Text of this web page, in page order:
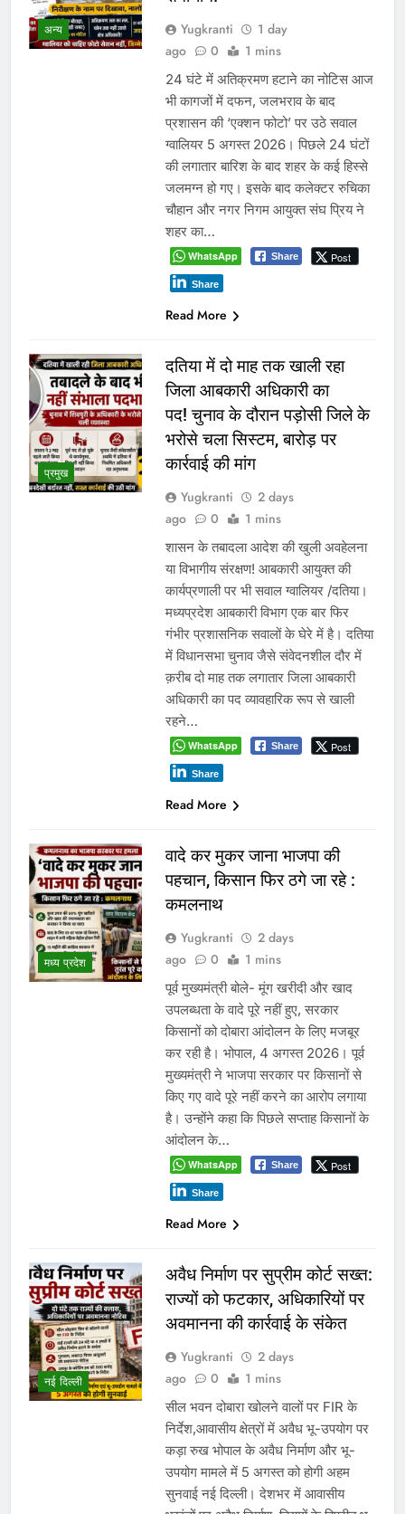
वादे कर मुकर जाना भाजपा की
पहचान, किसान फिर ठगे जा रहे :
कमलनाथ
Yugkranti
2 days
ago
0 1 mins
पूर्व मुख्यमंत्री बोले- मूंग खरीदी और खाद
उपलब्धता के वादे पूरे नहीं हुए, सरकार
किसानों को दोबारा आंदोलन के लिए मजबूर
कर रही है। भोपाल, 4 अगस्त 2026। पूर्व
मुख्यमंत्री ने भाजपा सरकार पर किसानों से
किए गए वादे पूरे नहीं करने का आरोप लगाया
है। उन्होंने कहा कि पिछले सप्ताह किसानों के
आंदोलन के…
Share
Read More
अवैध निर्माण पर सुप्रीम कोर्ट सख्त:
राज्यों को फटकार, अधिकारियों पर
अवमानना की कार्रवाई के संकेत
Yugkranti
2 days
ago
0 1 mins
सील भवन दोबारा खोलने वालों पर FIR के
निर्देश,आवासीय क्षेत्रों में अवैध भू-उपयोग पर
कड़ा रुख भोपाल के अवैध निर्माण और भू-
उपयोग मामले में 5 अगस्त को होगी अहम
सुनवाई नई दिल्ली। देशभर में आवासीय
भूखंडों पर अवैध निर्माण, नियमों के विपरीत भू-
उपयोग और प्रशासनिक उदासीनता को लेकर
मंगलवार को सुप्रीम कोर्ट ने कड़ा रुख…
WhatsApp Share Post
Share
Read More
शिक्षा
रीवा के कमिश्नर का अनूठा नवाचार:
हर विद्यार्थी को मिलेगा करियर
मार्गदर्शन, शिक्षा व्यवस्था में बदलाव
की नई पहल
Yugkranti
2 days
ago
0 1 mins
“लक्ष्य तय करें, डर नहीं आत्मविश्वास पालें”—
कमिश्नर शीलेन्द्र सिंह का विद्यार्थियों और
शिक्षकों को प्रेरक संदेश भोपाल। रीवा संभाग
में शिक्षा की गुणवत्ता सुधारने और विद्यार्थियों को
समय रहते सही करियर दिशा देने के उद्देश्य से
संभागायुक्त शीलेन्द्र सिंह ने एक अभिनव पहल
शुरू की है। इस नवाचार के तहत संभाग के
शिक्षकों को देश…
WhatsApp
Share
इंदौर में किसके संरक्षण में चल रहा
आबकारी सिंडिकेट?
Yugkranti
3 days
ago
0 1 mins
ट्रांसफर आदेश ठंडे बस्ते में, अवैध शराब
कारोबार पर भी सवाल भोपाल-इंदौर 4 जुलाई
2026। एक ओर मध्य प्रदेश के मुख्यमंत्री
डॉ. मोहन यादव का गृह नगर उज्जैन प्रदेश
का पहला ऐसा बड़ा शहर बन चुका है, जहां